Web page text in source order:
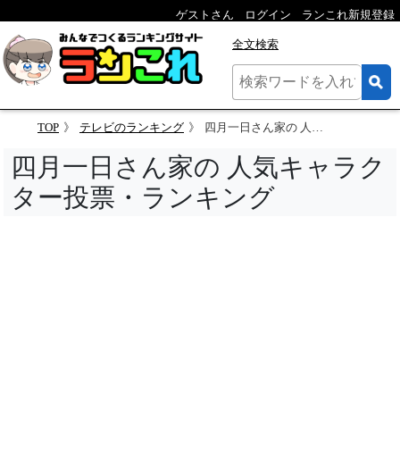
ゲストさん ログイン ランこれ新規登録
全文検索
TOP テレビのランキング 四月一日さん家の 人気キャラクター投票
四月一日さん家の 人気キャラク
ター投票・ランキング